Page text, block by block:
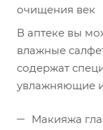
очищения век
В аптеке вы
влажные
содержат
увлажняющие
Макияжа